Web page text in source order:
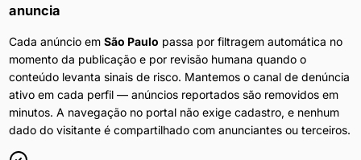
anuncia
Cada anúncio em São Paulo passa por filtragem automática no
momento da publicação e por revisão humana quando o
conteúdo levanta sinais de risco. Mantemos o canal de denúncia
ativo em cada perfil — anúncios reportados são removidos em
minutos. A navegação no portal não exige cadastro, e nenhum
dado do visitante é compartilhado com anunciantes ou terceiros.